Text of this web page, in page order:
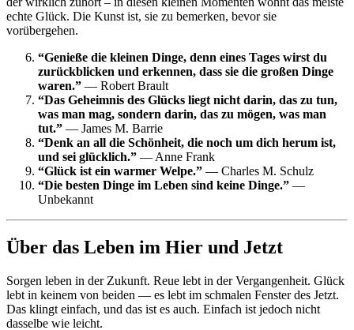
echte Glück. Die Kunst ist, sie zu bemerken, bevor sie
vorübergehen.
“Genieße die kleinen Dinge, denn eines Tages wirst du
zurückblicken und erkennen, dass sie die großen Dinge
waren.” — Robert Brault
“Das Geheimnis des Glücks liegt nicht darin, das zu tun,
was man mag, sondern darin, das zu mögen, was man
tut.” — James M. Barrie
“Denk an all die Schönheit, die noch um dich herum ist,
und sei glücklich.” — Anne Frank
“Glück ist ein warmer Welpe.” — Charles M. Schulz
“Die besten Dinge im Leben sind keine Dinge.” —
Unbekannt
Über das Leben im Hier und Jetzt
Sorgen leben in der Zukunft. Reue lebt in der Vergangenheit. Glück
lebt in keinem von beiden — es lebt im schmalen Fenster des Jetzt.
Das klingt einfach, und das ist es auch. Einfach ist jedoch nicht
dasselbe wie leicht.